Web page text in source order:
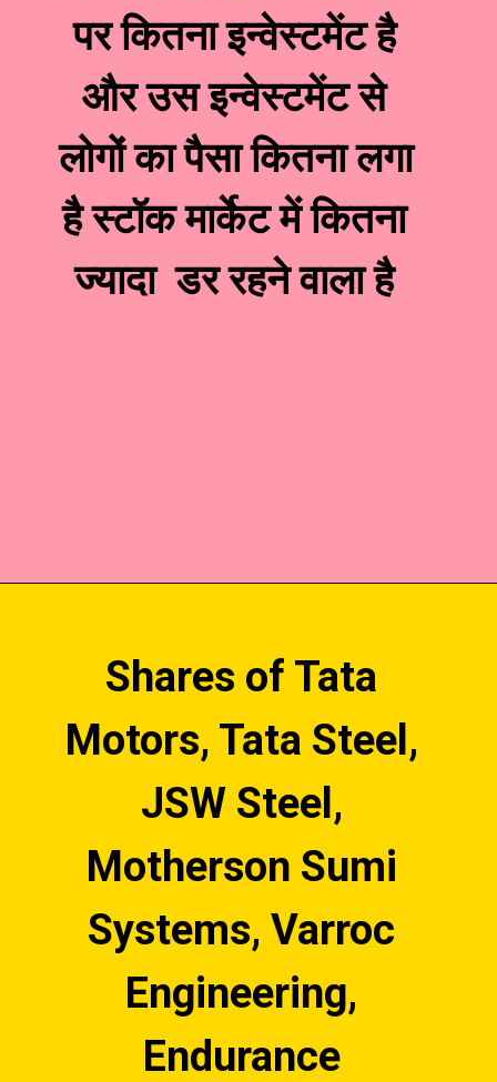
पर कितना इन्वेस्टमेंट है
और उस इन्वेस्टमेंट से
लोगों का पैसा कितना लगा
है स्टॉक मार्केट में कितना
ज्यादा  डर रहने वाला है
Shares of Tata
Motors, Tata Steel,
JSW Steel,
Motherson Sumi
Systems, Varroc
Engineering,
Endurance